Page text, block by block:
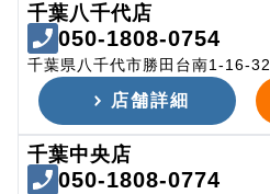
千葉八千代店
050-1808-0754
千葉県八千代市勝田台南1-16-32
店舗詳細
千葉中央店
050-1808-0774